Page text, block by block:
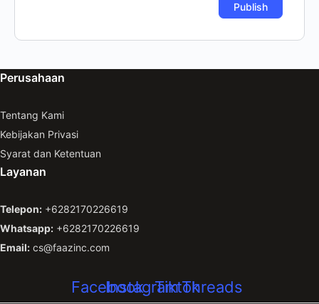
Perusahaan
Tentang Kami
Kebijakan Privasi
Syarat dan Ketentuan
Layanan
Telepon: +6282170226619
Whatsapp: +6282170226619
Email: cs@faazinc.com
Facebook
Instagram
TiktokThreads